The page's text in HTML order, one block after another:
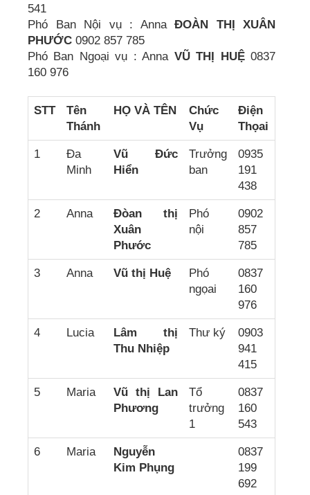
541
Phó Ban Nội vụ : Anna ÐOÀN THỊ XUÂN
PHƯỚC 0902 857 785
Phó Ban Ngoại vụ : Anna VŨ THỊ HUỆ0837
160 976
STT
Tên
Thánh
HỌ VÀ TÊN
Chức
Vụ
Điện
Thọai
1
Đa
Minh
Vũ Đức
Hiển
Trưởng
ban
0935
191
438
2 Anna
Đòan thị
Xuân
Phước
Phó
nội
0902
857
785
3 Anna Vũ thị Huệ
Phó
ngọai
0837
160
976
4 Lucia
Lâm thị
Thu Nhiệp
Thư ký
0903
941
415
5 Maria
Vũ thị Lan
Phương
Tổ
trưởng
1
0837
160
543
6 Maria
Nguyễn
Kim Phụng
0837
199
692